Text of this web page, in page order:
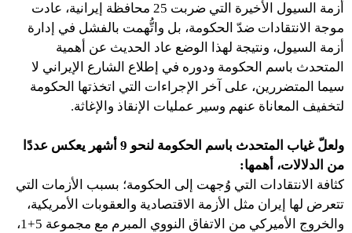
أزمة السيول الأخيرة التي ضربت 25 محافظة إيرانية، عادت
موجة الانتقادات ضدّ الحكومة، بل واتُّهمت بالفشل في إدارة
أزمة السيول، ونتيجة لهذا الوضع عاد الحديث عن أهمية
المتحدث باسم الحكومة ودوره في إطلاع الشارع الإيراني لا
سيما المتضررين، على آخر الإجراءات التي اتخذتها الحكومة
لتخفيف المعاناة عنهم وسير عمليات الإنقاذ والإغاثة.
ولعلّ غياب المتحدث باسم الحكومة لنحو 9 أشهر يعكس عددًا
من الدلالات، أهمها:
كثافة الانتقادات التي وُجهت إلى الحكومة؛ بسبب الأزمات التي
تتعرض لها إيران مثل الأزمة الاقتصادية والعقوبات الأمريكية،
والخروج الأميركي من الاتفاق النووي المبرم مع مجموعة 5+1،